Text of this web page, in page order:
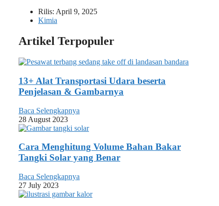
Rilis: April 9, 2025
Kimia
Artikel Terpopuler
13+ Alat Transportasi Udara beserta
Penjelasan & Gambarnya
Baca Selengkapnya
28 August 2023
Cara Menghitung Volume Bahan Bakar
Tangki Solar yang Benar
Baca Selengkapnya
27 July 2023